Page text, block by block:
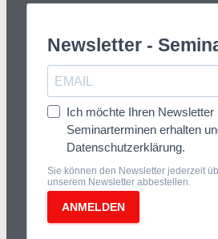
Newsletter -
Ich möchte Ihren Newsletter
Seminarterminen erhalten
Datenschutzerklärung.
Sie können den Newsletter jederzeit
unserem Newsletter abbestellen.
ANMELDEN